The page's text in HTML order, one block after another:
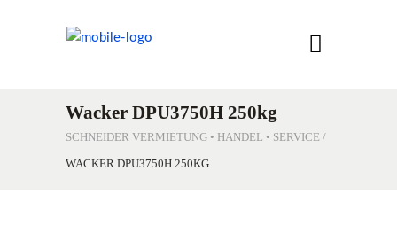
Wacker DPU3750H 250kg
SCHNEIDER VERMIETUNG • HANDEL • SERVICE /
WACKER DPU3750H 250KG